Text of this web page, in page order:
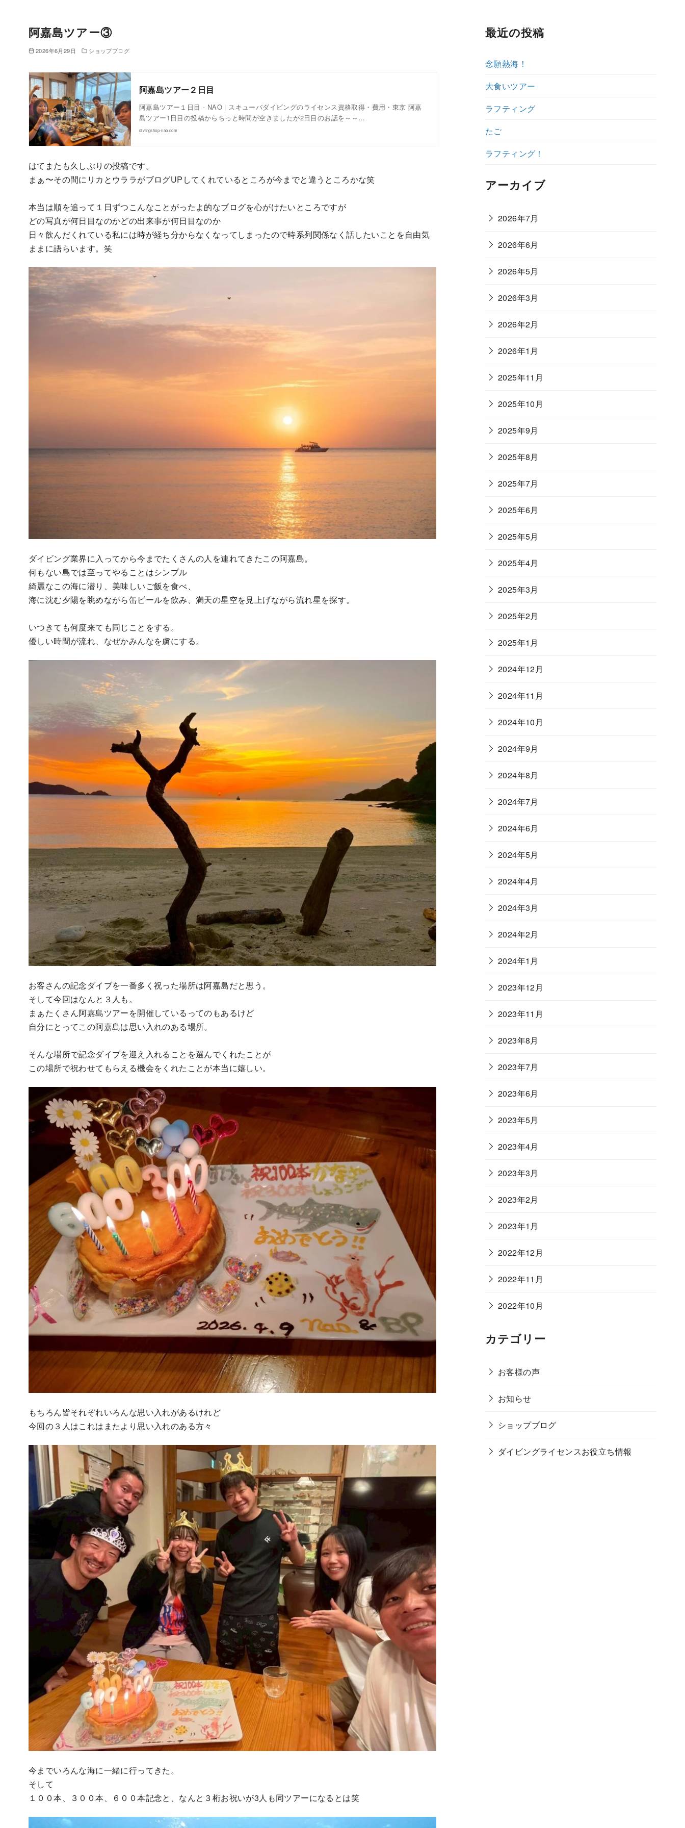
ダイビング体験ブログ
阿嘉島ツアー③
2026年6月29日 ショップブログ
阿嘉島ツアー２日目
阿嘉島ツアー１日目 - NAO | スキューバダイビングのライセンス資格取得・費用・東京 阿嘉
島ツアー1日目の投稿からちっと時間が空きましたが2日目のお話を～～…
divingshop-nao.com
はてまたも久しぶりの投稿です。
まぁ〜その間にリカとウララがブログUPしてくれているところが今までと違うところかな笑
本当は順を追って１日ずつこんなことがったよ的なブログを心がけたいところですが
どの写真が何日目なのかどの出来事が何日目なのか
日々飲んだくれている私には時が経ち分からなくなってしまったので時系列関係なく話したいことを自由気
ままに語らいます。笑
ダイビング業界に入ってから今までたくさんの人を連れてきたこの阿嘉島。
何もない島では至ってやることはシンプル
綺麗なこの海に潜り、美味しいご飯を食べ、
海に沈む夕陽を眺めながら缶ビールを飲み、満天の星空を見上げながら流れ星を探す。
いつきても何度来ても同じことをする。
優しい時間が流れ、なぜかみんなを虜にする。
お客さんの記念ダイブを一番多く祝った場所は阿嘉島だと思う。
そして今回はなんと３人も。
まぁたくさん阿嘉島ツアーを開催しているってのもあるけど
自分にとってこの阿嘉島は思い入れのある場所。
そんな場所で記念ダイブを迎え入れることを選んでくれたことが
この場所で祝わせてもらえる機会をくれたことが本当に嬉しい。
もちろん皆それぞれいろんな思い入れがあるけれど
今回の３人はこれはまたより思い入れのある方々
今までいろんな海に一緒に行ってきた。
そして
１００本、３００本、６００本記念と、なんと３桁お祝いが3人も同ツアーになるとは笑
最近の投稿
念願熱海！
大食いツアー
ラフティング
たご
ラフティング！
アーカイブ
2026年7月
2026年6月
2026年5月
2026年3月
2026年2月
2026年1月
2025年11月
2025年10月
2025年9月
2025年8月
2025年7月
2025年6月
2025年5月
2025年4月
2025年3月
2025年2月
2025年1月
2024年12月
2024年11月
2024年10月
2024年9月
2024年8月
2024年7月
2024年6月
2024年5月
2024年4月
2024年3月
2024年2月
2024年1月
2023年12月
2023年11月
2023年8月
2023年7月
2023年6月
2023年5月
2023年4月
2023年3月
2023年2月
2023年1月
2022年12月
2022年11月
2022年10月
カテゴリー
お客様の声
お知らせ
ショップブログ
ダイビングライセンスお役立ち情報